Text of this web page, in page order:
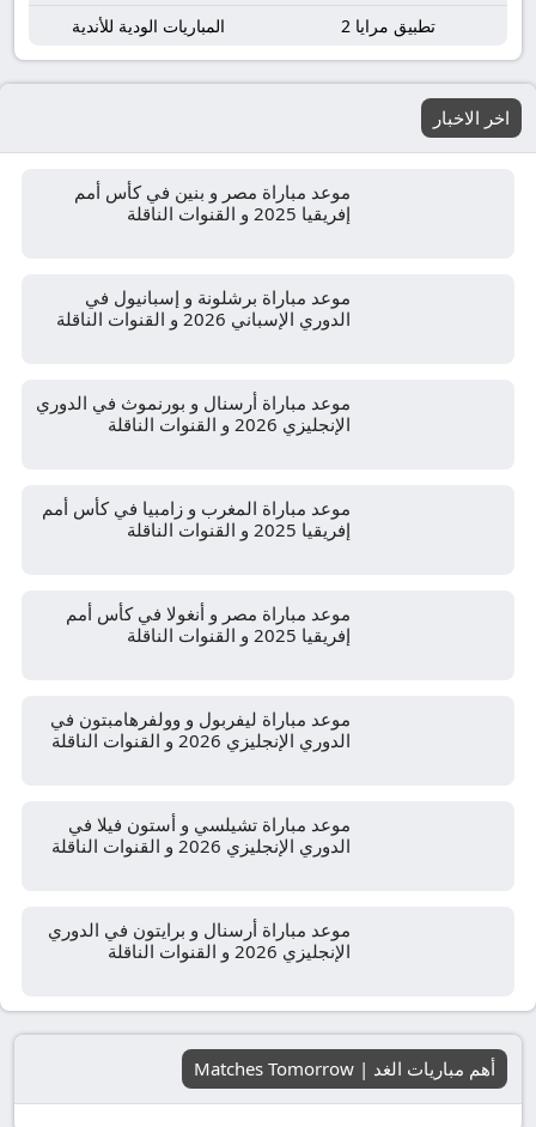
تطبيق مرايا 2 المباريات الودية للأندية
اخر الاخبار
موعد مباراة مصر و بنين في كأس أمم
إفريقيا 2025 و القنوات الناقلة
موعد مباراة برشلونة و إسبانيول في
الدوري الإسباني 2026 و القنوات الناقلة
موعد مباراة أرسنال و بورنموث في الدوري
الإنجليزي 2026 و القنوات الناقلة
موعد مباراة المغرب و زامبيا في كأس أمم
إفريقيا 2025 و القنوات الناقلة
موعد مباراة مصر و أنغولا في كأس أمم
إفريقيا 2025 و القنوات الناقلة
موعد مباراة ليفربول و وولفرهامبتون في
الدوري الإنجليزي 2026 و القنوات الناقلة
موعد مباراة تشيلسي و أستون فيلا في
الدوري الإنجليزي 2026 و القنوات الناقلة
موعد مباراة أرسنال و برايتون في الدوري
الإنجليزي 2026 و القنوات الناقلة
أهم مباريات الغد | Matches Tomorrow